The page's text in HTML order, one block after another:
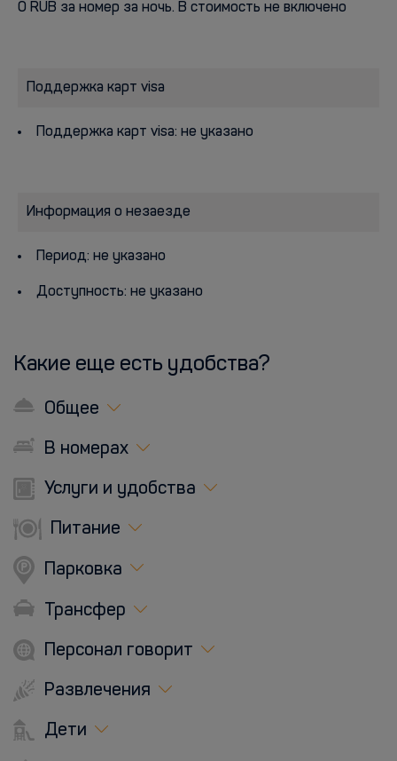
0 RUB за номер за ночь. В стоимость не включено
Поддержка карт visa
Поддержка карт visa: не указано
Информация о незаезде
Период: не указано
Доступность: не указано
Какие еще есть удобства?
Общее
В номерах
Услуги и удобства
Питание
Парковка
Трансфер
Персонал говорит
Развлечения
Дети